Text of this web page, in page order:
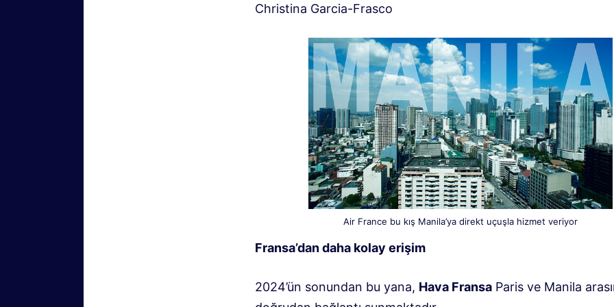
Christina Garcia-Frasco
Air France bu kış Manila’ya direkt uçuşla hizmet veriyor
Fransa’dan daha kolay erişim
2024’ün sonundan bu yana, Hava Fransa Paris ve Manila